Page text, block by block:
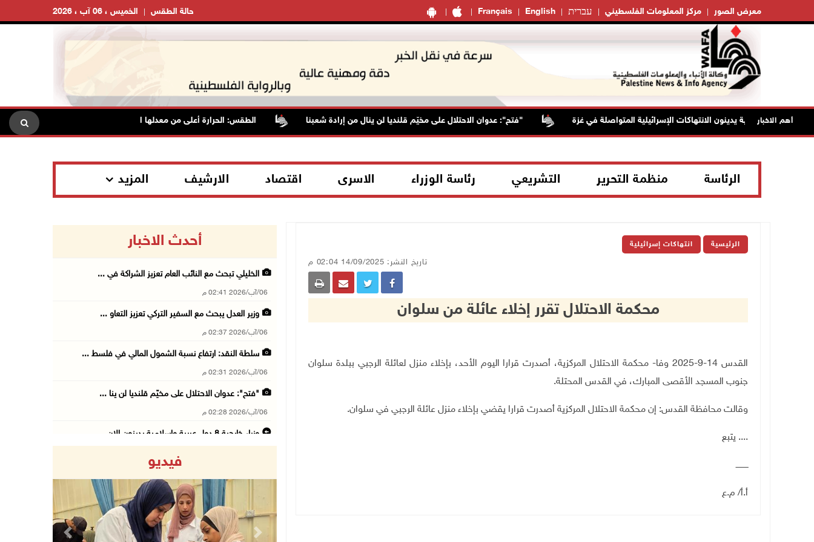
Français English עברית مركز المعلومات الفلسطيني معرض الصور الخميس ، 06 آب ، 2026 حالة الطقس
أهم الاخبار "فتح": عدوان الاحتلال على مخيّم قلنديا لن ينال من إرادة شعبنا الطقس: الحرارة أعلى من معدلها السنوي العام الاحتلال
الرئاسة منظمة التحرير التشريعي رئاسة الوزراء الاسرى اقتصاد الارشيف المزيد
الرئيسية انتهاكات إسرائيلية
تاريخ النشر: 14/09/2025 02:04 م
محكمة الاحتلال تقرر إخلاء عائلة من سلوان
القدس 14-9-2025 وفا- محكمة الاحتلال المركزية، أصدرت قرارا اليوم الأحد، بإخلاء منزل لعائلة الرجبي ببلدة سلوان
جنوب المسجد الأقصى المبارك، في القدس المحتلة.
وقالت محافظة القدس: إن محكمة الاحتلال المركزية أصدرت قرارا يقضي بإخلاء منزل عائلة الرجبي في سلوان.
.... يتبع
ــــــــــ
أ.أ/ م.ع
أحدث الاخبار
الخليلي تبحث مع النائب العام تعزيز الشراكة في ...
06/آب/2026 02:41 م
وزير العدل يبحث مع السفير التركي تعزيز التعاو ...
06/آب/2026 02:37 م
سلطة النقد: ارتفاع نسبة الشمول المالي في فلسط ...
06/آب/2026 02:31 م
"فتح": عدوان الاحتلال على مخيّم قلنديا لن ينا ...
06/آب/2026 02:28 م
وزراء خارجية 8 دول عربية وإسلامية يدينون الان ...
افتتاح سوق الباذنجان البتيري السنوي في بتير غ ...
06/آب/2026 01:50 م
فيديو
Previous Next